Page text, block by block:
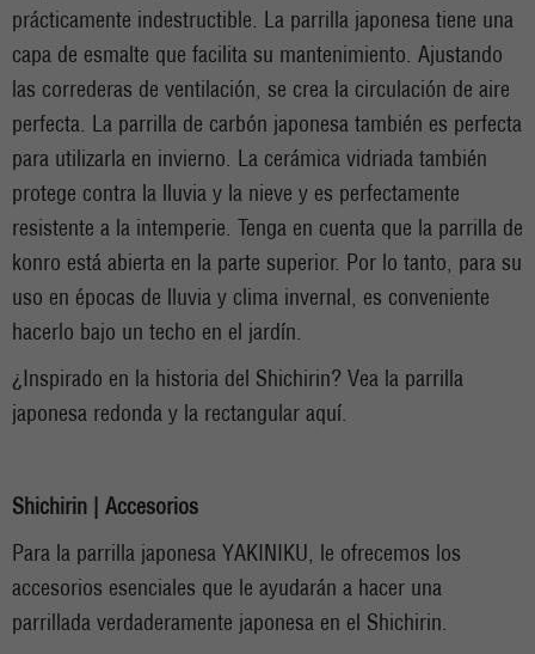
prácticamente indestructible. La parrilla japonesa tiene una
capa de esmalte que facilita su mantenimiento. Ajustando
las correderas de ventilación, se crea la circulación de aire
perfecta. La parrilla de carbón japonesa también es perfecta
para utilizarla en invierno. La cerámica vidriada también
protege contra la lluvia y la nieve y es perfectamente
resistente a la intemperie. Tenga en cuenta que la parrilla de
konro está abierta en la parte superior. Por lo tanto, para su
uso en épocas de lluvia y clima invernal, es conveniente
hacerlo bajo un techo en el jardín.
¿Inspirado en la historia del Shichirin? Vea la parrilla
japonesa redonda y la rectangular aquí.
Shichirin | Accesorios
Para la parrilla japonesa YAKINIKU, le ofrecemos los
accesorios esenciales que le ayudarán a hacer una
parrillada verdaderamente japonesa en el Shichirin.